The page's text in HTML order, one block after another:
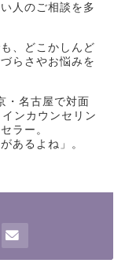
人のご相談を多
、どこかしんど
らさやお悩みを
・名古屋で対面
ンカウンセリン
ラー。
あるよね」。